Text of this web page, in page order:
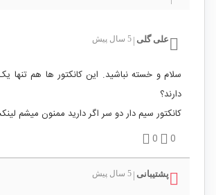
علی گلی 5 سال پیش
سلام و خسته نباشید. این کانکتور ها هم تنها
دارند؟
کانکتور سیم دار دو سر اگر دارید ممنون میشم
0
0
پشتیبانی 5 سال پیش